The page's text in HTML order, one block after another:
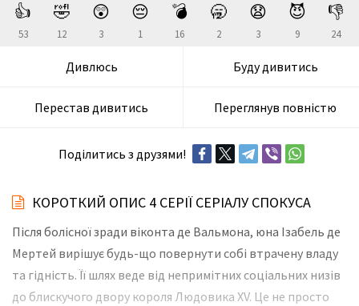
👍
53
🤣
12
😲
3
😔
1
💣
16
🥱
2
😧
3
😈
9
👎
24
Дивлюсь Буду дивитись
Перестав дивитись Переглянув повністю
Поділитись з друзями!
КОРОТКИЙ ОПИС 4 СЕРІЇ СЕРІАЛУ СПОКУСА
Після болісної зради віконта де Вальмoна, юна Ізабель де
Мертeй вирішує будь-що повернути собі втрачену владу
та гідність. Її шлях веде від непримітних соціальних низів
до блискучого двору короля Людовика XV. Це не просто